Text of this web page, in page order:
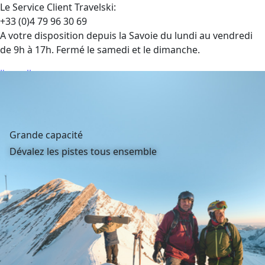
Le Service Client Travelski:
+33 (0)4 79 96 30 69
A votre disposition depuis la Savoie du lundi au vendredi
de 9h à 17h. Fermé le samedi et le dimanche.
J'appelle
Grande capacité
Dévalez les pistes tous ensemble